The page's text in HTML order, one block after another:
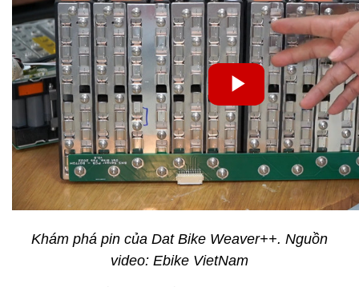
Khám phá pin của Dat Bike Weaver++. Nguồn
video: Ebike VietNam